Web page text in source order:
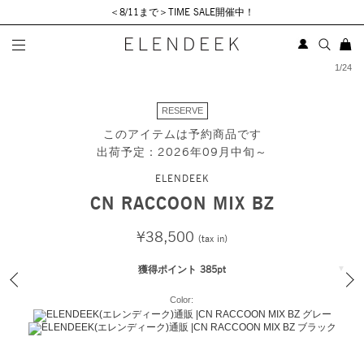
＜8/11まで＞TIME SALE開催中！
1/24
RESERVE
このアイテムは予約商品です
出荷予定：2026年09月中旬～
ELENDEEK
CN RACCOON MIX BZ
¥38,500 (tax in)
獲得ポイント 385pt
Color: